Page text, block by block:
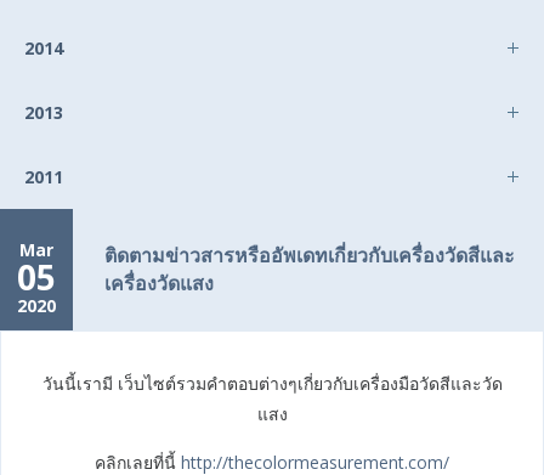
2014
2013
2011
Mar
05
2020
ติดตามข่าวสารหรืออัพเดทเกี่ยวกับเครื่องวัดสีและ
เครื่องวัดแสง
วันนี้เรามี เว็บไซต์รวมคำตอบต่างๆเกี่ยวกับเครื่องมือวัดสีและวัด
แสง
คลิกเลยที่นี้ http://thecolormeasurement.com/